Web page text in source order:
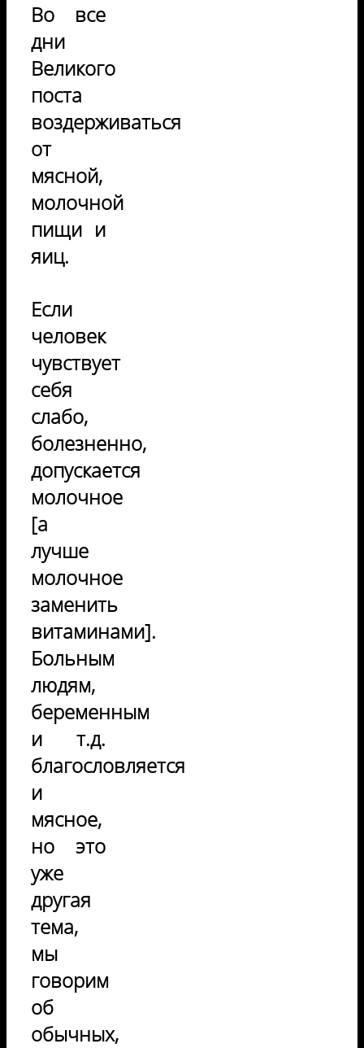
Во все
дни
Великого
поста
воздерживаться
от
мясной,
молочной
пищи и
яиц.
Если
человек
чувствует
себя
слабо,
болезненно,
допускается
молочное
[а
лучше
молочное
заменить
витаминами].
Больным
людям,
беременным
и т.д.
благословляется
и
мясное,
но это
уже
другая
тема,
мы
говорим
об
обычных,